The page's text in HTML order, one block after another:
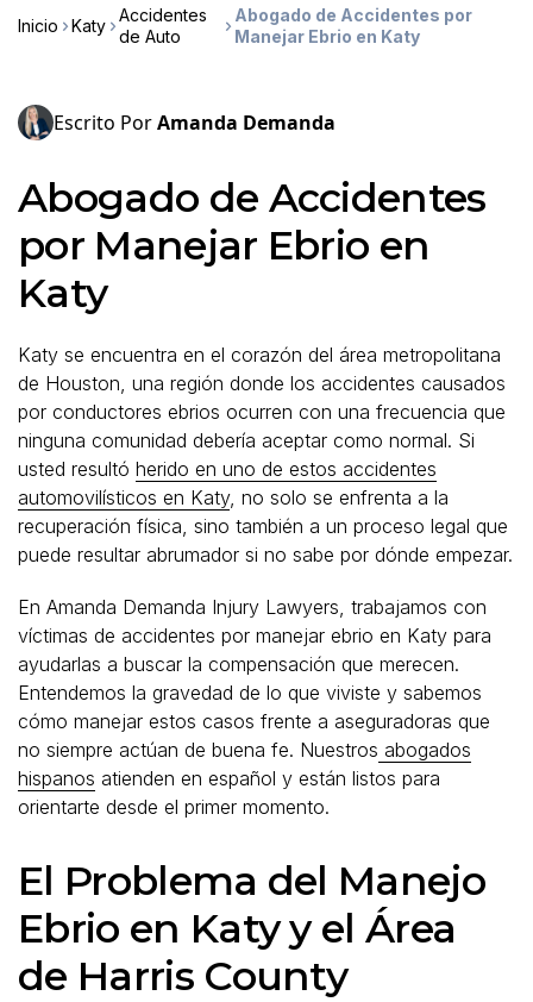
Inicio Katy
Accidentes
de Auto
Abogado de Accidentes por
Manejar Ebrio en Katy
Escrito PorAmanda Demanda
Abogado de Accidentes
por Manejar Ebrio en
Katy
Katy se encuentra en el corazón del área metropolitana
de Houston, una región donde los accidentes causados ​​
por conductores ebrios ocurren con una frecuencia que
ninguna comunidad debería aceptar como normal. Si
usted resultó herido en uno de estos accidentes
automovilísticos en Katy, no solo se enfrenta a la
recuperación física, sino también a un proceso legal que
puede resultar abrumador si no sabe por dónde empezar.
En Amanda Demanda Injury Lawyers, trabajamos con
víctimas de accidentes por manejar ebrio en Katy para
ayudarlas a buscar la compensación que merecen.
Entendemos la gravedad de lo que viviste y sabemos
cómo manejar estos casos frente a aseguradoras que
no siempre actúan de buena fe. Nuestros abogados
hispanos atienden en español y están listos para
orientarte desde el primer momento.
El Problema del Manejo
Ebrio en Katy y el Área
de Harris County